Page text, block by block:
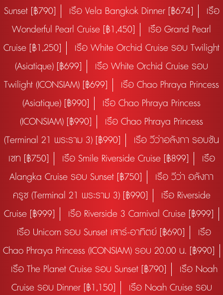
Sunset [฿790]
เรือ Vela Bangkok Dinner [฿674]
เรือ
Wonderful Pearl Cruise [฿1,450]
เรือ Grand Pearl
Cruise [฿1,250]
เรือ White Orchid Cruise รอบ Twilight
(Asiatique) [฿699]
เรือ White Orchid Cruise รอบ
Twilight (ICONSIAM) [฿699]
เรือ Chao Phraya Princess
(Asiatique) [฿990]
เรือ Chao Phraya Princess
(ICONSIAM) [฿990]
เรือ Chao Phraya Princess
(Terminal 21 พระราม 3) [฿990]
เรือ วีว่าอลังกา รอบซัน
เซท [฿750]
เรือ Smile Riverside Cruise [฿899]
เรือ
Alangka Cruise รอบ Sunset [฿750]
เรือ วีว่า อลังกา
ครูซ (Terminal 21 พระราม 3) [฿990]
เรือ Riverside
Cruise [฿999]
เรือ Riverside 3 Carnival Cruise [฿999]
เรือ Unicorn รอบ Sunset เสาร์-อาทิตย์ [฿690]
เรือ
Chao Phraya Princess (ICONSIAM) รอบ 20.00 น. [฿990]
เรือ The Planet Cruise รอบ Sunset [฿790]
เรือ Noah
Cruise รอบ Dinner [฿1,150]
เรือ Noah Cruise รอบ